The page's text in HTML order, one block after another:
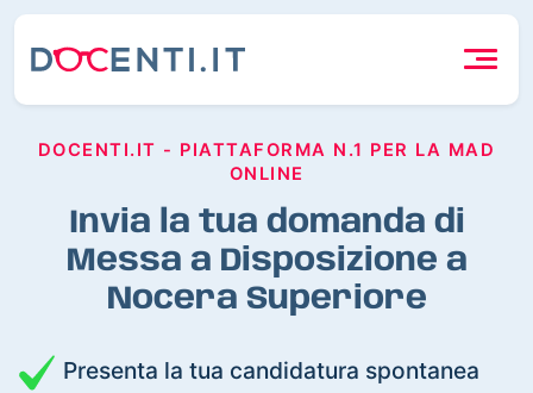
DOCENTI.IT - PIATTAFORMA N.1 PER LA MAD
ONLINE
Invia la tua domanda di
Messa a Disposizione a
Nocera Superiore
Presenta la tua candidatura spontanea